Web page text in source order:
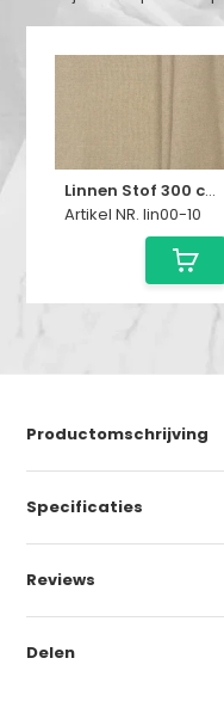
Linnen Stof 300 cm – Naturel
Artikel NR. lin00-10
Productomschrijving
Specificaties
Reviews
Delen